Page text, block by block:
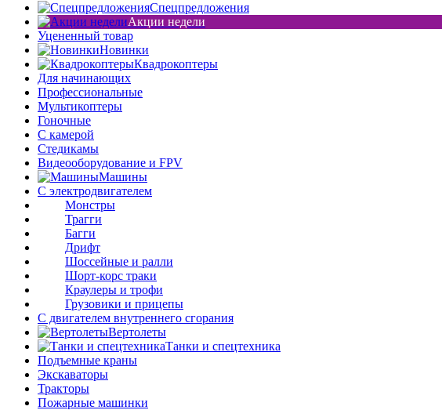
Спецпредложения
Акции недели
Уцененный товар
Новинки
Квадрокоптеры
Для начинающих
Профессиональные
Мультикоптеры
Гоночные
C камерой
Стедикамы
Видеооборудование и FPV
Машины
С электродвигателем
Монстры
Трагги
Багги
Дрифт
Шоссейные и ралли
Шорт-корс траки
Краулеры и трофи
Грузовики и прицепы
С двигателем внутреннего сгорания
Вертолеты
Танки и спецтехника
Подъемные краны
Экскаваторы
Тракторы
Пожарные машинки